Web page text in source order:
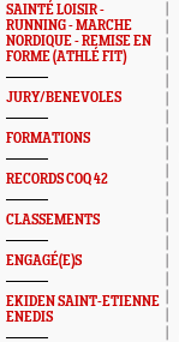
SAINTÉ LOISIR -
RUNNING - MARCHE
NORDIQUE - REMISE EN
FORME (ATHLÉ FIT)
JURY/BENEVOLES
FORMATIONS
RECORDS COQ 42
CLASSEMENTS
ENGAGÉ(E)S
EKIDEN SAINT-ETIENNE
ENEDIS